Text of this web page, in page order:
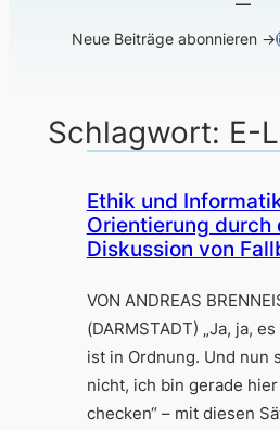
Neue Beiträge abonnieren →
Schlagwort: E-
Ethik und
Orientierung durch
Diskussion von
VON ANDREAS
(DARMSTADT) „Ja, ja,
ist in Ordnung. Und nun
nicht, ich bin gerade
checken“ – mit diesen